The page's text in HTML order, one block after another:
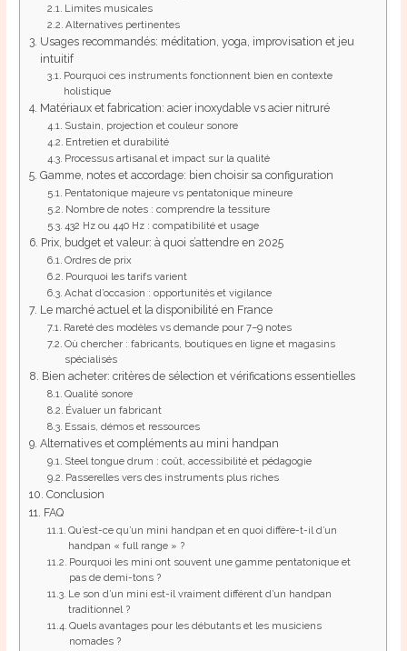
Limites musicales
Alternatives pertinentes
Usages recommandés: méditation, yoga, improvisation et jeu
intuitif
Pourquoi ces instruments fonctionnent bien en contexte
holistique
Matériaux et fabrication: acier inoxydable vs acier nitruré
Sustain, projection et couleur sonore
Entretien et durabilité
Processus artisanal et impact sur la qualité
Gamme, notes et accordage: bien choisir sa configuration
Pentatonique majeure vs pentatonique mineure
Nombre de notes : comprendre la tessiture
432 Hz ou 440 Hz : compatibilité et usage
Prix, budget et valeur: à quoi s’attendre en 2025
Ordres de prix
Pourquoi les tarifs varient
Achat d’occasion : opportunités et vigilance
Le marché actuel et la disponibilité en France
Rareté des modèles vs demande pour 7–9 notes
Où chercher : fabricants, boutiques en ligne et magasins
spécialisés
Bien acheter: critères de sélection et vérifications essentielles
Qualité sonore
Évaluer un fabricant
Essais, démos et ressources
Alternatives et compléments au mini handpan
Steel tongue drum : coût, accessibilité et pédagogie
Passerelles vers des instruments plus riches
Conclusion
FAQ
Qu’est-ce qu’un mini handpan et en quoi diffère-t-il d’un
handpan « full range » ?
Pourquoi les mini ont souvent une gamme pentatonique et
pas de demi-tons ?
Le son d’un mini est-il vraiment différent d’un handpan
traditionnel ?
Quels avantages pour les débutants et les musiciens
nomades ?